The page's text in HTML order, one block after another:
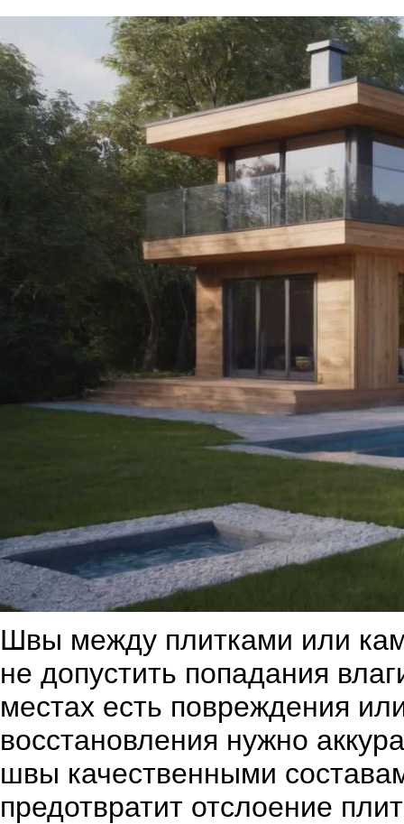
Швы между плитками или
не допустить попадания
местах есть повреждения
восстановления нужно
швы качественными
предотвратит отслоение